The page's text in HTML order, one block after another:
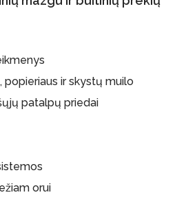
popieriaus ir skystų muilo
patalpų priedai
orui